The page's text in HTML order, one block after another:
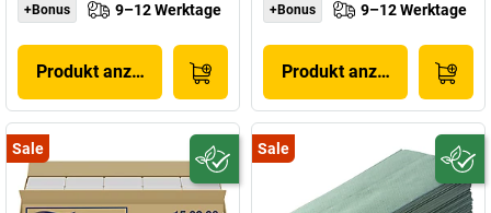
+Bonus
9–12 Werktage
Produkt anzeigen
+Bonus
9–12 Werktage
Produkt anzeigen
Sale Sale